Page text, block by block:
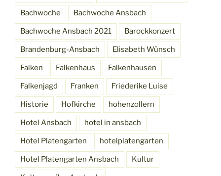
Bachwoche Bachwoche Ansbach
Bachwoche Ansbach 2021 Barockkonzert
Brandenburg-Ansbach Elisabeth Wünsch
Falken Falkenhaus Falkenhausen
Falkenjagd Franken Friederike Luise
Historie Hofkirche hohenzollern
Hotel Ansbach hotel in ansbach
Hotel Platengarten hotelplatengarten
Hotel Platengarten Ansbach Kultur